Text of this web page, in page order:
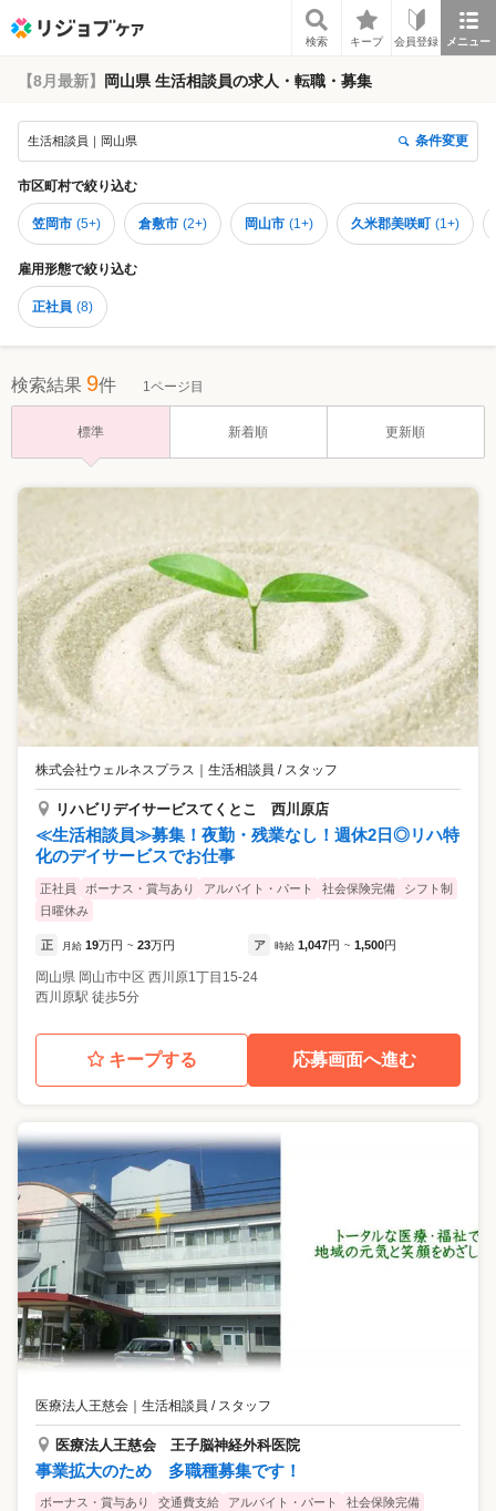
検索 キープ 会員登録 メニュー
【8月最新】 岡山県 生活相談員の求人・転職・募集
生活相談員｜岡山県 条件変更
市区町村で絞り込む
笠岡市 (5+) 倉敷市 (2+) 岡山市 (1+) 久米郡美咲町 (1+)
雇用形態で絞り込む
正社員 (8)
検索結果 9件 1ページ目
標準 新着順 更新順
株式会社ウェルネスプラス 生活相談員 / スタッフ
リハビリデイサービスてくとこ 西川原店
≪生活相談員≫募集！夜勤・残業なし！週休2日◎リハ特
化のデイサービスでお仕事
正社員 ボーナス・賞与あり アルバイト・パート 社会保険完備
シフト制
日曜休み
正 月給 19万円 ~ 23万円 ア 時給 1,047円 ~ 1,500円
岡山県 岡山市中区 西川原1丁目15-24
西川原駅 徒歩5分
キープする 応募画面へ進む
医療法人王慈会 ｜ 生活相談員 / スタッフ
医療法人王慈会 王子脳神経外科医院
事業拡大のため 多職種募集です！
ボーナス・賞与あり 交通費支給 アルバイト・パート
社会保険完備